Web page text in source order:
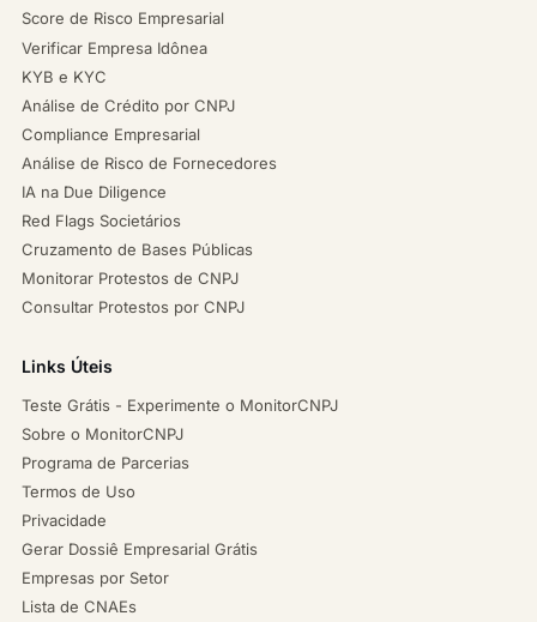
Score de Risco Empresarial
Verificar Empresa Idônea
KYB e KYC
Análise de Crédito por CNPJ
Compliance Empresarial
Análise de Risco de Fornecedores
IA na Due Diligence
Red Flags Societários
Cruzamento de Bases Públicas
Monitorar Protestos de CNPJ
Consultar Protestos por CNPJ
Links Úteis
Teste Grátis - Experimente o MonitorCNPJ
Sobre o MonitorCNPJ
Programa de Parcerias
Termos de Uso
Privacidade
Gerar Dossiê Empresarial Grátis
Empresas por Setor
Lista de CNAEs